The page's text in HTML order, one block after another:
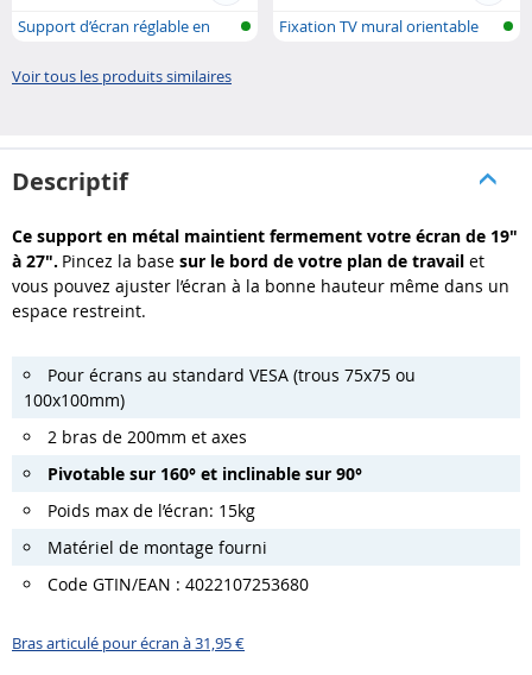
Support d’écran réglable en
Fixation TV mural orientable
Voir tous les produits similaires
Descriptif
Ce support en métal maintient fermement votre écran de 19"
à 27". Pincez la base sur le bord de votre plan de travail et
vous pouvez ajuster l’écran à la bonne hauteur même dans un
espace restreint.
Pour écrans au standard VESA (trous 75x75 ou
100x100mm)
2 bras de 200mm et axes
Pivotable sur 160° et inclinable sur 90°
Poids max de l’écran: 15kg
Matériel de montage fourni
Code GTIN/EAN : 4022107253680
Bras articulé pour écran à 31,95 €